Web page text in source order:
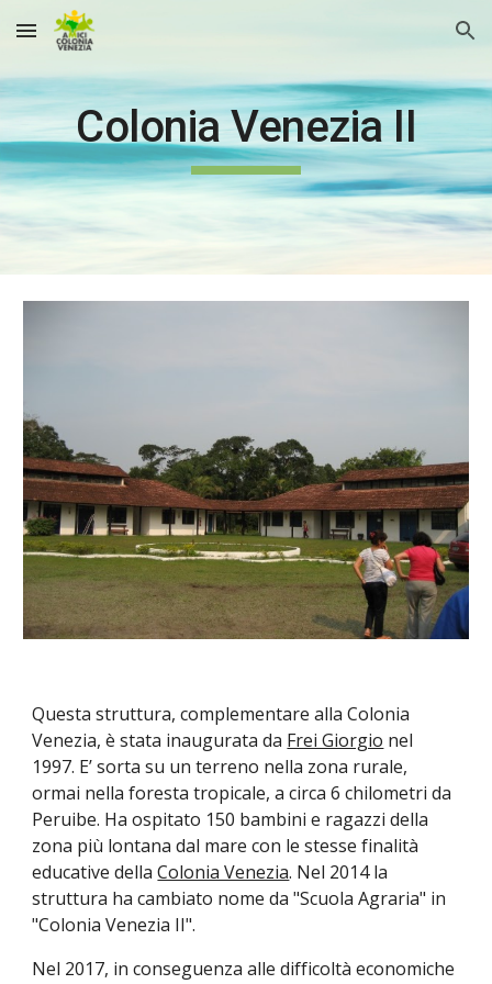
Skip to main content Skip to navigation
Colonia Venezia II
Questa struttura, complementare alla Colonia
Venezia, è stata inaugurata da Frei Giorgio nel
1997. E’ sorta su un terreno nella zona rurale,
ormai nella foresta tropicale, a circa 6 chilometri da
Peruibe. Ha ospitato 150 bambini e ragazzi della
zona più lontana dal mare con le stesse finalità
educative dellaColonia Venezia. Nel 2014 la
struttura ha cambiato nome da "Scuola Agraria" in
"Colonia Venezia II".
Nel 2017, in conseguenza alle difficoltà economiche